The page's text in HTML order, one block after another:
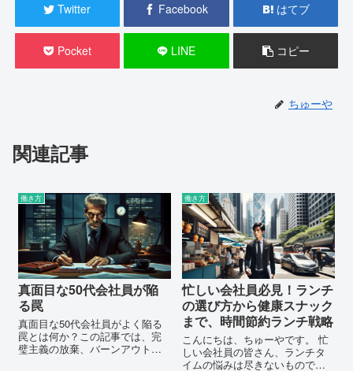
Twitter Facebook はてブ
Pocket LINE コピー
ちゅーや
関連記事
働き方
真面目な50代会社員が陥
る罠
真面目な50代会社員がよく陥る
罠とは何か？この記事では、完
璧主義の放棄、バーンアウトの
働き方
忙しい会社員必見！ランチ
の選び方から健康スナック
まで、時間節約ランチ戦略
こんにちは、ちゅーやです。 忙
しい会社員の皆さん、ランチタ
イムの悩みは尽きないものです